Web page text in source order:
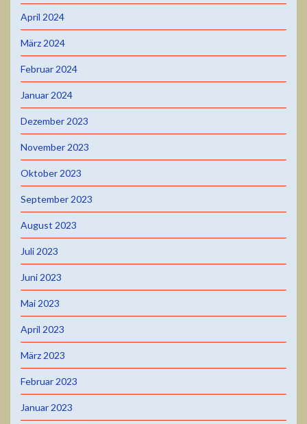
April 2024
März 2024
Februar 2024
Januar 2024
Dezember 2023
November 2023
Oktober 2023
September 2023
August 2023
Juli 2023
Juni 2023
Mai 2023
April 2023
März 2023
Februar 2023
Januar 2023